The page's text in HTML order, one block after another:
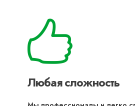
Любая сложность